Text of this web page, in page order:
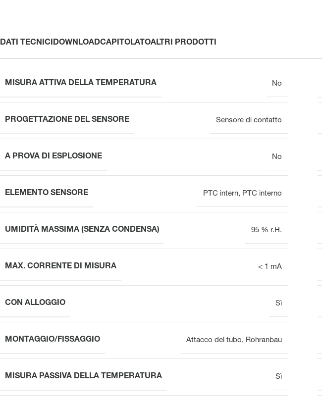
DATI TECNICIDOWNLOADCAPITOLATOALTRI PRODOTTI
MISURA ATTIVA DELLA TEMPERATURA No
PROGETTAZIONE DEL SENSORE Sensore di contatto
A PROVA DI ESPLOSIONE No
ELEMENTO SENSORE PTC intern, PTC interno
UMIDITÀ MASSIMA (SENZA CONDENSA) 95 % r.H.
MAX. CORRENTE DI MISURA < 1 mA
CON ALLOGGIO Sì
MONTAGGIO/FISSAGGIO Attacco del tubo, Rohranbau
MISURA PASSIVA DELLA TEMPERATURA Sì